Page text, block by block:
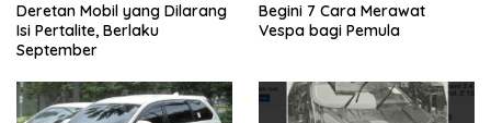
Deretan Mobil yang Dilarang
Isi Pertalite, Berlaku
September
Begini 7 Cara Merawat
Vespa bagi Pemula